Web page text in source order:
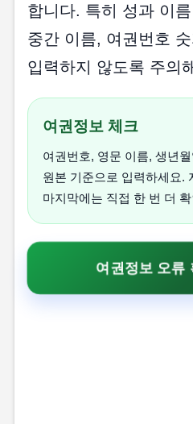
합니다. 특히 성과 이
중간 이름, 여권번호
입력하지 않도록 주의
여권정보 체크
여권번호, 영문 이름, 생년
원본 기준으로 입력하세요.
마지막에는 직접 한 번 더
여권정보 오